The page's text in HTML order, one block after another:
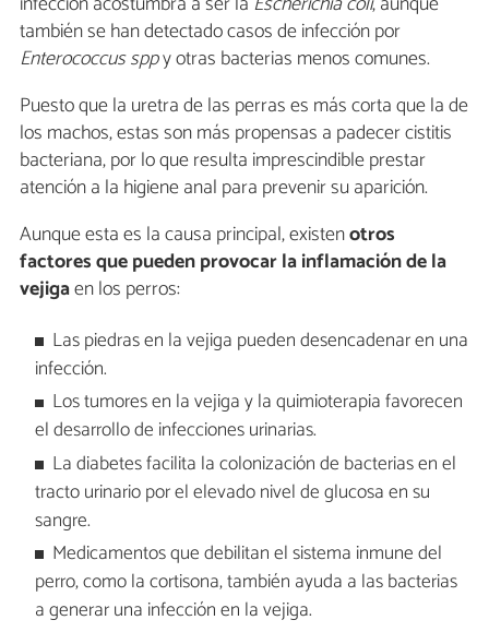
también se han detectado casos de infección por
Enterococcus sppy otras bacterias menos comunes.
Puesto que la uretra de las perras es más corta que la de
los machos, estas son más propensas a padecer cistitis
bacteriana, por lo que resulta imprescindible prestar
atención a la higiene anal para prevenir su aparición.
Aunque esta es la causa principal, existenotros
factores que pueden provocar la inflamación de la
vejigaen los perros:
Las piedras en la vejiga pueden desencadenar en una
infección.
Los tumores en la vejiga y la quimioterapia favorecen
el desarrollo de infecciones urinarias.
La diabetes facilita la colonización de bacterias en el
tracto urinario por el elevado nivel de glucosa en su
sangre.
Medicamentos que debilitan el sistema inmune del
perro, como la cortisona, también ayuda a las bacterias
a generar una infección en la vejiga.